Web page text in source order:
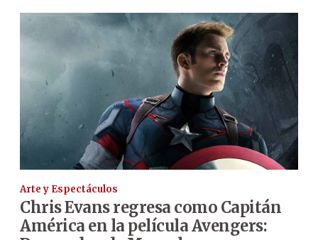
Arte y Espectáculos
Chris Evans regresa como Capitán
América en la película Avengers: